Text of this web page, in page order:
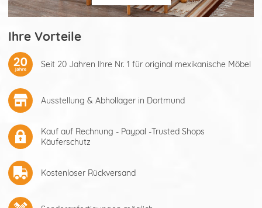
Ihre Vorteile
Seit 20 Jahren Ihre Nr. 1 für original mexikanische Möbel
Ausstellung & Abhollager in Dortmund
Kauf auf Rechnung - Paypal -Trusted Shops
Käuferschutz
Kostenloser Rückversand